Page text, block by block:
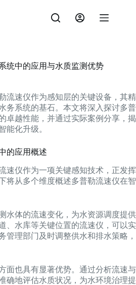
统中的应用与水质监测优势
流速仪作为感知层的关键设备，其精
务系统的基石。本文将深入探讨多普
卓越性能，并通过实际案例分享，揭
能化升级。
的应用概述
速仪作为一项关键感知技术，正发挥
将从多个维度概述多普勒流速仪在智
水体的流速变化，为水资源调度提供
、水库等关键位置的流速仪，可以实
管理部门及时调整供水和排水策略，
面也具有显著优势。通过分析流速与
确地评估水质状况，为水环境治理提